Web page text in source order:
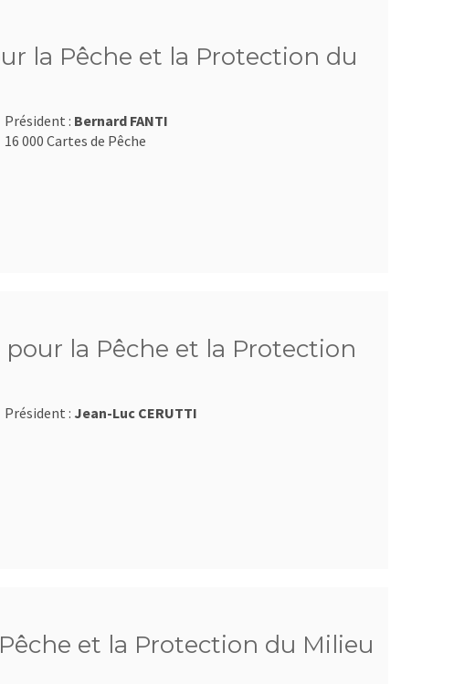
la Pêche et la Protection du
Président : Bernard FANTI
16 000 Cartes de Pêche
la Pêche et la Protection
Président : Jean-Luc CERUTTI
et la Protection du Milieu